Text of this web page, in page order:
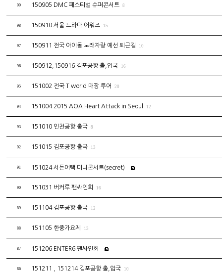
99 150905 DMC 페스티벌 슈퍼콘서트 8
98 150910 서울 드라마 어워즈 15
97 150911 전국 아이돌 노래자랑 예선 퇴근길 10
96 150912,150916 김포공항 출,입국 16
95 151002 전국 T world 매장 투어 20
94 151004 2015 AOA Heart Attack in Seoul 12
93 151010 인천공항 출국 8
92 151015 김포공항 출국 13
91 151024 서든어택 미니콘서트(secret)
90 151031 버커루 팬싸인회 16
89 151104 김포공항 출국 12
88 151105 한중가요제 13
87 151206 ENTER6 팬싸인회
86 151211 , 151214 김포공항 출,입국 10